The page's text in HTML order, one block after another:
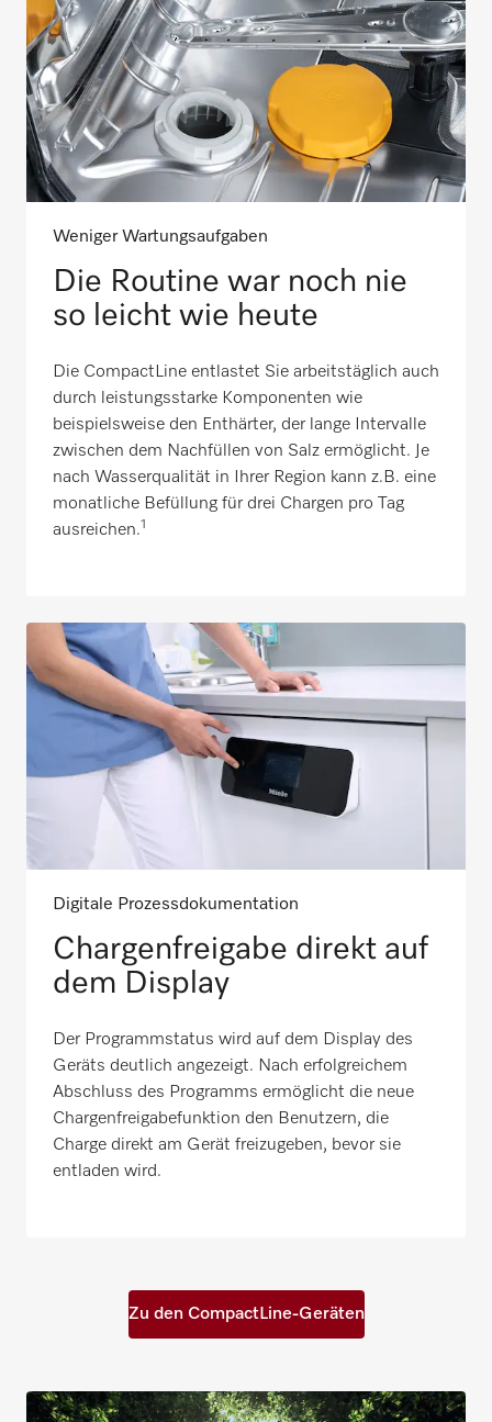
Weniger Wartungsaufgaben
Die Routine war noch nie
so leicht wie heute
Die CompactLine entlastet Sie arbeitstäglich auch
durch leistungsstarke Komponenten wie
beispielsweise den Enthärter, der lange Intervalle
zwischen dem Nachfüllen von Salz ermöglicht. Je
nach Wasserqualität in Ihrer Region kann z.B. eine
monatliche Befüllung für drei Chargen pro Tag
ausreichen.1
Digitale Prozessdokumentation
Chargenfreigabe direkt auf
dem Display
Der Programmstatus wird auf dem Display des
Geräts deutlich angezeigt. Nach erfolgreichem
Abschluss des Programms ermöglicht die neue
Chargenfreigabefunktion den Benutzern, die
Charge direkt am Gerät freizugeben, bevor sie
entladen wird.
Zu den CompactLine-Geräten